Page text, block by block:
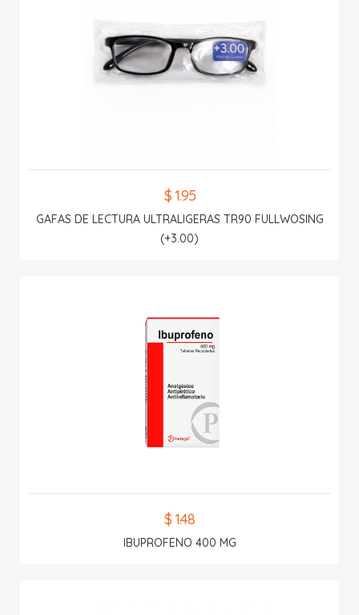
$ 1.95
GAFAS DE LECTURA ULTRALIGERAS TR90 FULLWOSING
(+3.00)
$ 1.48
IBUPROFENO 400 MG